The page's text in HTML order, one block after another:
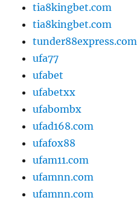
tia8kingbet.com
tia8kingbet.com
tunder88express.com
ufa77
ufabet
ufabetxx
ufabombx
ufad168.com
ufafox88
ufam11.com
ufamnn.com
ufamnn.com